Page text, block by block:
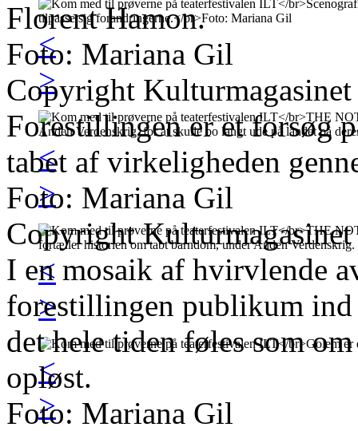
<
>
<
>
<
>
<
>
Florent Hamon.
Foto: Mariana Gil
Copyright
Forestillingen er et forsøg
tabet af virkeligheden
Foto: Mariana Gil
Copyright
I en mosaik af hvirvlende
forestillingen publikum
det hele tiden føles som
opløst.
Foto: Mariana Gil